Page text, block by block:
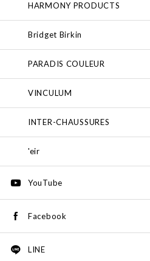
HARMONY PRODUCTS
Bridget Birkin
PARADIS COULEUR
VINCULUM
INTER-CHAUSSURES
'eir
YouTube
Facebook
LINE